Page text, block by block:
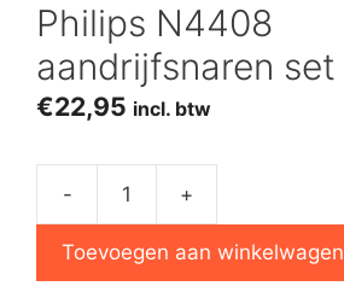
Philips N4408
aandrijfsnaren set
€22,95 incl. btw
-
aandrijfsnaren
+
Toevoegen aan winkelwagen